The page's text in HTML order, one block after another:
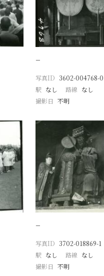
−
写真ID 3602-004768-0
駅 なし 路線 なし
撮影日 不明
−
写真ID 3702-018869-1
駅 なし 路線 なし
撮影日 不明